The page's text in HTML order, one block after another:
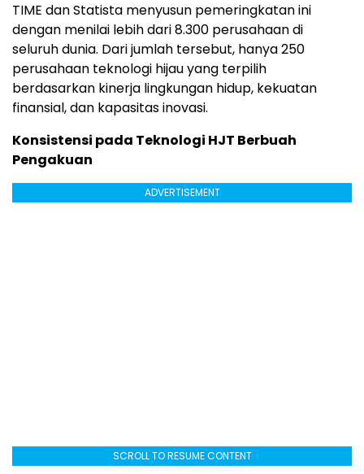
TIME dan Statista menyusun pemeringkatan ini
dengan menilai lebih dari 8.300 perusahaan di
seluruh dunia. Dari jumlah tersebut, hanya 250
perusahaan teknologi hijau yang terpilih
berdasarkan kinerja lingkungan hidup, kekuatan
finansial, dan kapasitas inovasi.
Konsistensi pada Teknologi HJT Berbuah
Pengakuan
ADVERTISEMENT
SCROLL TO RESUME CONTENT